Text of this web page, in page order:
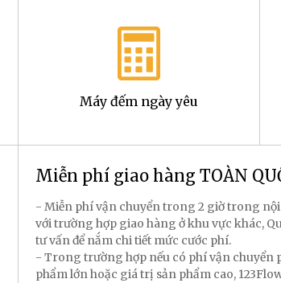
Máy đếm ngày yêu
Miễn phí giao hàng TOÀN
- Miễn phí vận chuyển trong 2 giờ trong
với trường hợp giao hàng ở khu vực khác,
tư vấn để nắm chi tiết mức cước phí.
- Trong trường hợp nếu có phí vận chuyển
phẩm lớn hoặc giá trị sản phẩm cao,